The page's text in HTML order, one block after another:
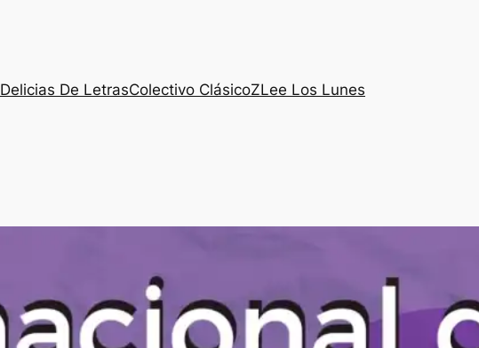
Delicias De LetrasColectivo ClásicoZLee Los Lunes